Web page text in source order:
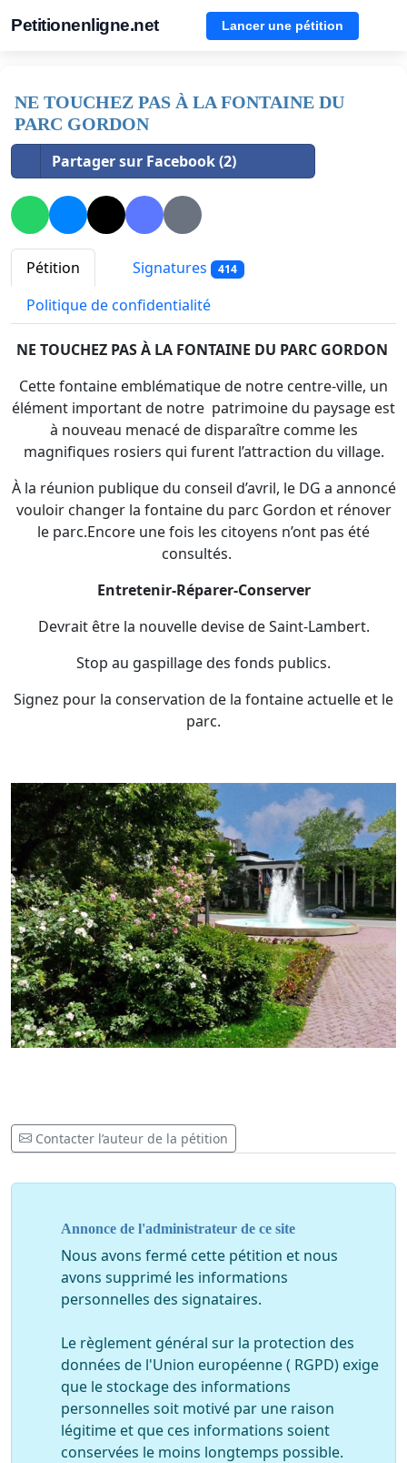
Petitionenligne.net Lancer une pétition
NE TOUCHEZ PAS À LA FONTAINE DU
PARC GORDON
Partager sur Facebook (2)
Pétition Signatures 414
Politique de confidentialité
NE TOUCHEZ PAS À LA FONTAINE DU PARC GORDON
Cette fontaine emblématique de notre centre-ville, un
élément important de notre patrimoine du paysage est
à nouveau menacé de disparaître comme les
magnifiques rosiers qui furent l’attraction du village.
À la réunion publique du conseil d’avril, le DG a annoncé
vouloir changer la fontaine du parc Gordon et rénover
le parc.Encore une fois les citoyens n’ont pas été
consultés.
Entretenir-Réparer-Conserver
Devrait être la nouvelle devise de Saint-Lambert.
Stop au gaspillage des fonds publics.
Signez pour la conservation de la fontaine actuelle et le
parc.
Contacter l’auteur de la pétition
Annonce de l'administrateur de ce site
Nous avons fermé cette pétition et nous
avons supprimé les informations
personnelles des signataires.
Le règlement général sur la protection des
données de l'Union européenne ( RGPD) exige
que le stockage des informations
personnelles soit motivé par une raison
légitime et que ces informations soient
conservées le moins longtemps possible.